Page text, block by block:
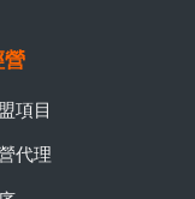
營
項目
代理